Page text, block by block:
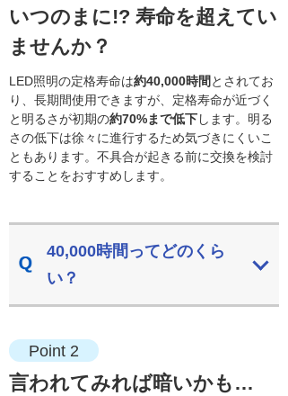
いつのまに!? 寿命を超えてい
ませんか？
LED照明の定格寿命は約40,000時間 とされてお
り、長期間使用できますが、定格寿命が近づく
と明るさが初期の約70%まで低下します。明る
さの低下は徐々に進行するため気づきにくいこ
ともあります。不具合が起きる前に交換を検討
することをおすすめします。
40,000時間ってどのくら
い？
Point 2
言われてみれば暗いかも…